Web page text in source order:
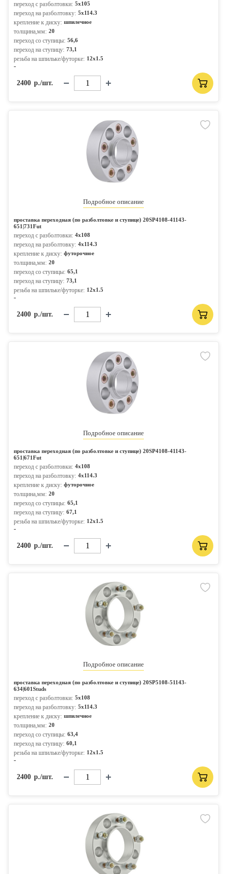
переход с разболтовки: 5x105
переход на разболтовку: 5x114.3
крепление к диску: шпилечное
толщина,мм: 20
переход со ступицы: 56,6
переход на ступицу: 73,1
резьба на шпильке/футорке: 12x1.5
-
2400 р./шт.
Подробное описание
проставка переходная (по разболтовке и ступице) 20SP4108-41143-
651|731Fut
переход с разболтовки: 4x108
переход на разболтовку: 4x114.3
крепление к диску: футорочное
толщина,мм: 20
переход со ступицы: 65,1
переход на ступицу: 73,1
резьба на шпильке/футорке: 12x1.5
-
2400 р./шт.
Подробное описание
проставка переходная (по разболтовке и ступице) 20SP4108-41143-
651|671Fut
переход с разболтовки: 4x108
переход на разболтовку: 4x114.3
крепление к диску: футорочное
толщина,мм: 20
переход со ступицы: 65,1
переход на ступицу: 67,1
резьба на шпильке/футорке: 12x1.5
-
2400 р./шт.
Подробное описание
проставка переходная (по разболтовке и ступице) 20SP5108-51143-
634|601Studs
переход с разболтовки: 5x108
переход на разболтовку: 5x114.3
крепление к диску: шпилечное
толщина,мм: 20
переход со ступицы: 63,4
переход на ступицу: 60,1
резьба на шпильке/футорке: 12x1.5
-
2400 р./шт.